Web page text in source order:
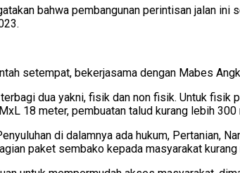
bahwa pembangunan perintisan jalan ini
setempat, bekerjasama dengan Mabes
dua yakni, fisik dan non fisik. Untuk
18 meter, pembuatan talud kurang lebih 300
di dalamnya ada hukum, Pertanian,
paket sembako kepada masyarakat kurang